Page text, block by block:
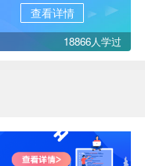
查看详情
18866人学过